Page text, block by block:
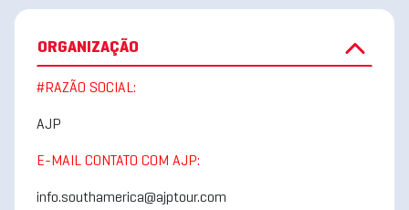
ORGANIZAÇÃO
#RAZÃO SOCIAL:
AJP
E-MAIL CONTATO COM AJP:
info.southamerica@ajptour.com